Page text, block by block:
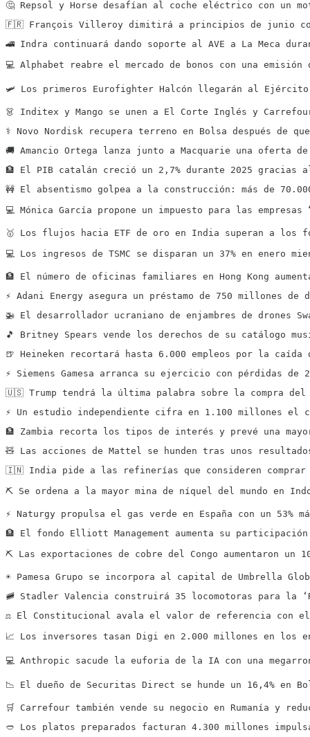
🤔 Repsol y Horse desafían al coche eléctrico con un
🇫🇷 François Villeroy dimitirá a principios de junio
🚄 Indra continuará dando soporte al AVE a La Meca
💻 Alphabet reabre el mercado de bonos con una
🛩️ Los primeros Eurofighter Halcón llegarán al Ejército
👗 Inditex y Mango se unen a El Corte Inglés y
⚕️ Novo Nordisk recupera terreno en Bolsa después de
🚚 Amancio Ortega lanza junto a Macquarie una
🏦 El PIB catalán creció un 2,7% durante 2025
🚧 El absentismo golpea a la construcción: más de
💻 Mónica García propone un impuesto para las
🥇 Los flujos hacia ETF de oro en India superan a los
💻 Los ingresos de TSMC se disparan un 37% en enero
🏦 El número de oficinas familiares en Hong Kong
⚡️ Adani Energy asegura un préstamo de 750 millones
🚁 El desarrollador ucraniano de enjambres de drones
🎵 Britney Spears vende los derechos de su catálogo
🍺 Heineken recortará hasta 6.000 empleos por la
⚡️ Siemens Gamesa arranca su ejercicio con pérdidas
🇺🇸 Trump tendrá la última palabra sobre la compra del
⚡️ Un estudio independiente cifra en 1.100 millones el
🏦 Zambia recorta los tipos de interés y prevé una
🧸 Las acciones de Mattel se hunden tras unos
🇮🇳 India pide a las refinerías que consideren comprar
⛏ Se ordena a la mayor mina de níquel del mundo en
⚡️ Naturgy propulsa el gas verde en España con un 53%
🏦 El fondo Elliott Management aumenta su participación
⛏ Las exportaciones de cobre del Congo aumentaron un
☀️ Pamesa Grupo se incorpora al capital de Umbrella
🚞 Stadler Valencia construirá 35 locomotoras para la
⚖️ El Constitucional avala el valor de referencia con el
📈 Los inversores tasan Digi en 2.000 millones en los
💻 Anthropic sacude la euforia de la IA con una
📉 El dueño de Securitas Direct se hunde un 16,4% en
🛒 Carrefour también vende su negocio en Rumanía y
🥙 Los platos preparados facturan 4.300 millones